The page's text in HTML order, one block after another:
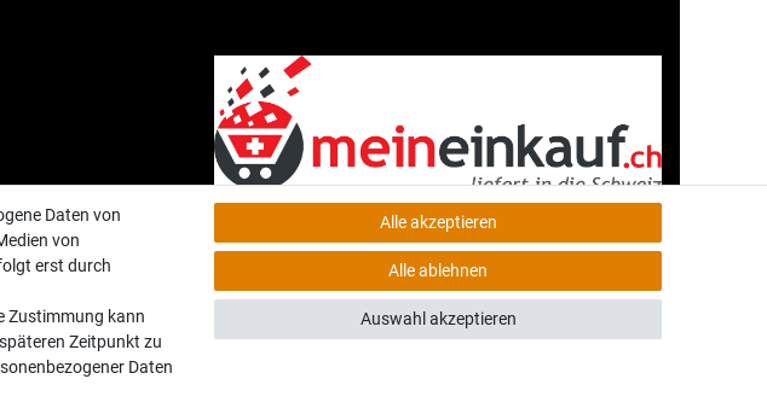
Sicherheit:
Daten von
von
erst durch
Zustimmung kann
Zeitpunkt zu
Daten
Alle akzeptieren
Alle ablehnen
Auswahl akzeptieren